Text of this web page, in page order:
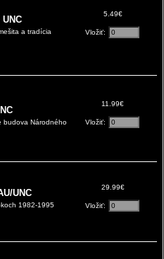
a tradícia
5.49€
Vložiť:
budova Národného
11.99€
Vložiť:
UNC
1982-1995
29.99€
Vložiť: